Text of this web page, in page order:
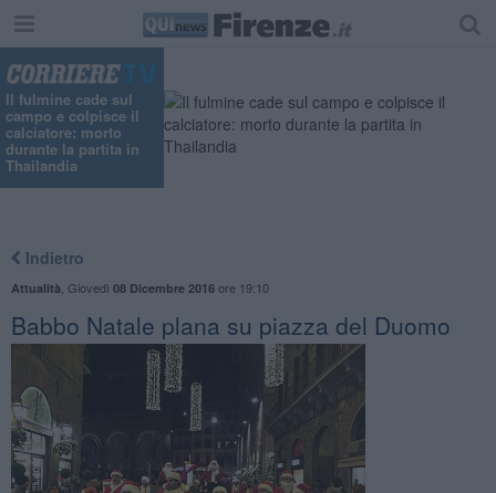
Il fulmine cade sul
campo e colpisce il
calciatore: morto
durante la partita in
Thailandia
Indietro
Attualità Giovedì 08 Dicembre 2016ore 19:10
Babbo Natale plana su piazza del Duomo